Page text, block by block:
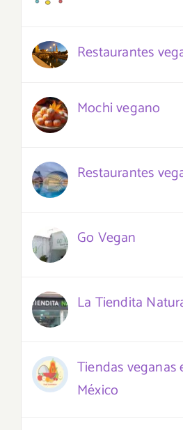
Restaurantes
Mochi vegano
Restaurantes
Go Vegan
La Tiendita
Tiendas veganas
México